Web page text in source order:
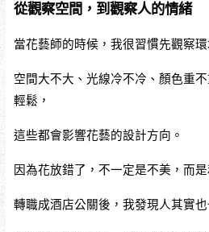
從觀察空間，到觀察人的情緒
當花藝師的時候，我很習慣先觀察環
空間大不大、光線冷不冷、顏色重
輕鬆，
這些都會影響花藝的設計方向。
因為花放錯了，不一定是不美，而是
轉職成酒店公關後，我發現人其實也